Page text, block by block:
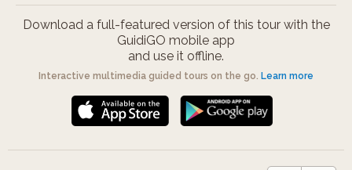
Download a full-featured version of this tour with the
GuidiGO mobile app
and use it offline.
Interactive multimedia guided tours on the go. Learn more